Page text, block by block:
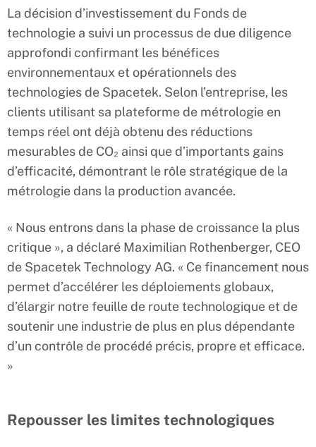
La décision d’investissement du Fonds de
technologie a suivi un processus de due diligence
approfondi confirmant les bénéfices
environnementaux et opérationnels des
technologies de Spacetek. Selon l’entreprise, les
clients utilisant sa plateforme de métrologie en
temps réel ont déjà obtenu des réductions
mesurables de CO₂ ainsi que d’importants gains
d’efficacité, démontrant le rôle stratégique de la
métrologie dans la production avancée.
« Nous entrons dans la phase de croissance la plus
critique », a déclaré Maximilian Rothenberger, CEO
de Spacetek Technology AG. « Ce financement nous
permet d’accélérer les déploiements globaux,
d’élargir notre feuille de route technologique et de
soutenir une industrie de plus en plus dépendante
d’un contrôle de procédé précis, propre et efficace.
»
Repousser les limites technologiques